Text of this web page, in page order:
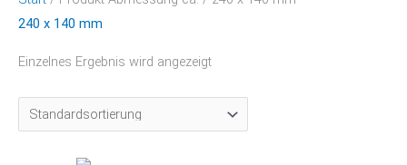
240 x 140 mm
Einzelnes Ergebnis wird angezeigt